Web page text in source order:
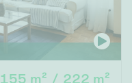
155 m² / 222 m²